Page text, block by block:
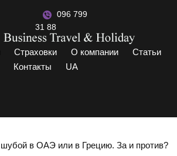
Страховки О компании
Статьи
Контакты
UA
096 799
31 88
в ОАЭ или в Грецию. За и против?